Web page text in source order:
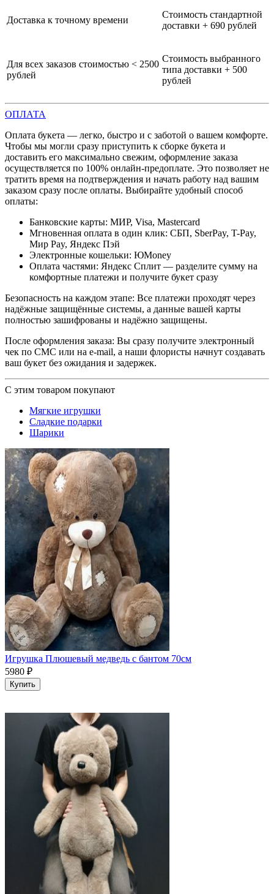
Доставка к точному времени
Стоимость стандартной
доставки + 690 рублей
Для всех заказов стоимостью < 2500
рублей
Стоимость выбранного
типа доставки + 500
рублей
ОПЛАТА
Оплата букета — легко, быстро и с заботой о вашем комфорте.
Чтобы мы могли сразу приступить к сборке букета и
доставить его максимально свежим, оформление заказа
осуществляется по 100% онлайн-предоплате. Это позволяет не
тратить время на подтверждения и начать работу над вашим
заказом сразу после оплаты. Выбирайте удобный способ
оплаты:
Банковские карты: МИР, Visa, Mastercard
Мгновенная оплата в один клик: СБП, SberPay, T-Pay,
Мир Pay, Яндекс Пэй
Электронные кошельки: ЮMoney
Оплата частями: Яндекс Сплит — разделите сумму на
комфортные платежи и получите букет сразу
Безопасность на каждом этапе: Все платежи проходят через
надёжные защищённые системы, а данные вашей карты
полностью зашифрованы и надёжно защищены.
После оформления заказа: Вы сразу получите электронный
чек по СМС или на e-mail, а наши флористы начнут создавать
ваш букет без ожидания и задержек.
С этим товаром покупают
Мягкие игрушки
Сладкие подарки
Шарики
Игрушка Плюшевый медведь с бантом 70см
5980 ₽
Купить